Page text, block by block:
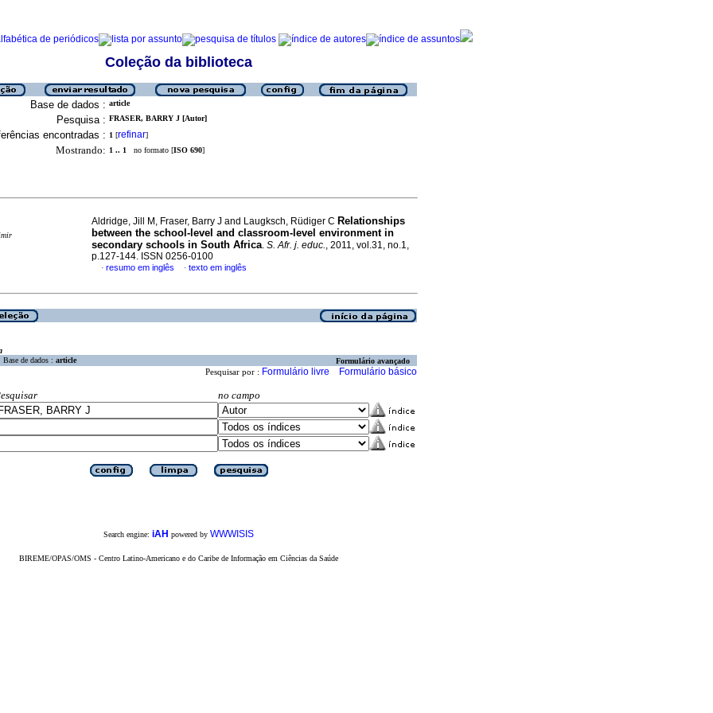
Coleção da biblioteca
Base de dados : article
Pesquisa : FRASER, BARRY J [Autor]
encontradas : 1 [refinar]
Mostrando: 1 .. 1 no formato [ISO 690]
Aldridge, Jill M, Fraser, Barry J and Laugksch, Rüdiger C Relationships
between the school-level and classroom-level environment in
secondary schools in South Africa. S. Afr. j. educ., 2011, vol.31, no.1,
p.127-144. ISSN 0256-0100
· resumo em inglês · texto em inglês
Base de dados : article Formulário avançado
Pesquisar por : Formulário livre Formulário básico
no campo
Search engine: iAH powered by WWWISIS
BIREME/OPAS/OMS - Centro Latino-Americano e do Caribe de Informação em Ciências da Saúde